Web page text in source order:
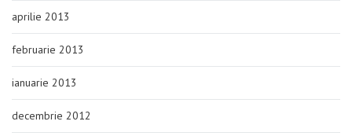
aprilie 2013
februarie 2013
ianuarie 2013
decembrie 2012